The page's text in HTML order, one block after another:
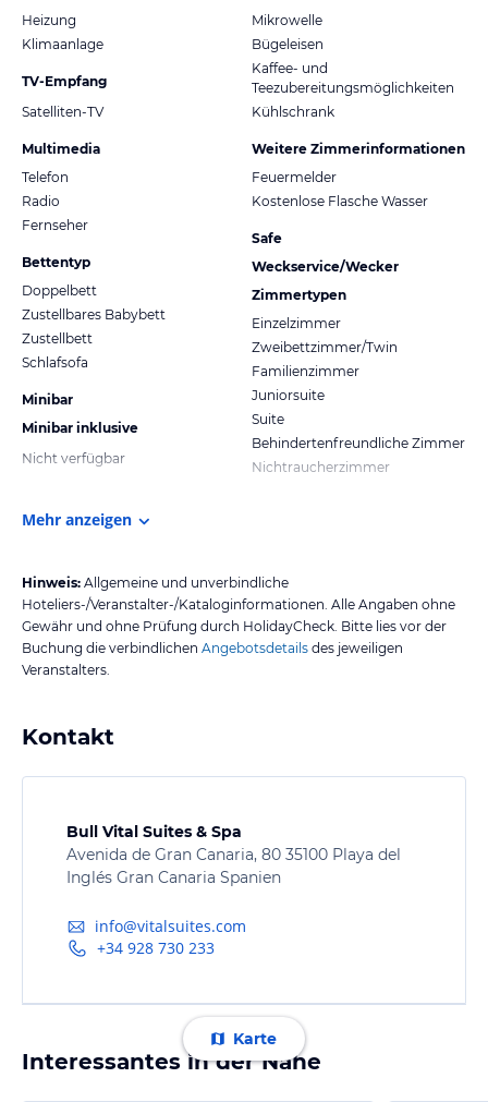
Heizung
Klimaanlage
TV-Empfang
Satelliten-TV
Multimedia
Telefon
Radio
Fernseher
Bettentyp
Doppelbett
Zustellbares Babybett
Zustellbett
Schlafsofa
Minibar
Minibar inklusive
Nicht verfügbar
Mikrowelle
Bügeleisen
Kaffee- und
Teezubereitungsmöglichkeiten
Kühlschrank
Weitere Zimmerinformationen
Feuermelder
Kostenlose Flasche Wasser
Safe
Weckservice/Wecker
Zimmertypen
Einzelzimmer
Zweibettzimmer/Twin
Familienzimmer
Juniorsuite
Suite
Behindertenfreundliche Zimmer
Nichtraucherzimmer
Mehr anzeigen
Hinweis: Allgemeine und unverbindliche
Hoteliers-/Veranstalter-/Kataloginformationen. Alle Angaben ohne
Gewähr und ohne Prüfung durch HolidayCheck. Bitte lies vor der
Buchung die verbindlichen Angebotsdetails des jeweiligen
Veranstalters.
Kontakt
Bull Vital Suites & Spa
Avenida de Gran Canaria, 80 35100 Playa del
Inglés Gran Canaria Spanien
info@vitalsuites.com
+34 928 730 233
Karte
Interessantes in der Nähe